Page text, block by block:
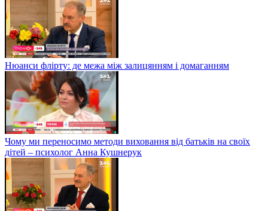
Нюанси флірту: де межа між залицянням і домаганням
Чому ми переносимо методи виховання від батьків на своїх
дітей – психолог Анна Кушнерук